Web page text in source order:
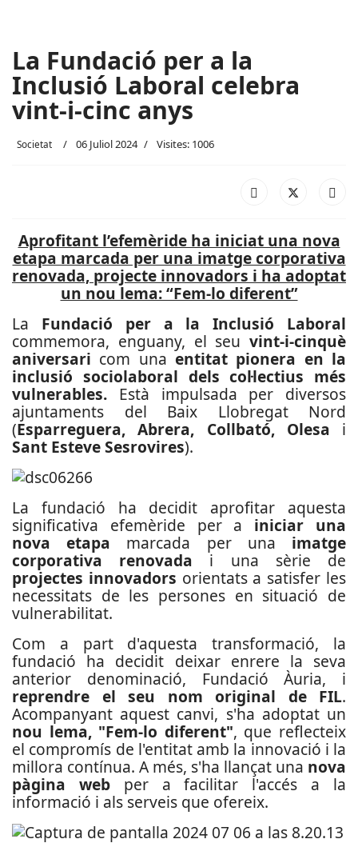
La Fundació per a la
Inclusió Laboral celebra
vint-i-cinc anys
Societat 06 Juliol 2024 Visites: 1006
Aprofitant l’efemèride ha iniciat una nova
etapa marcada per una imatge corporativa
renovada, projecte innovadors i ha adoptat
un nou lema: “Fem-lo diferent”
La Fundació per a la Inclusió Laboral
commemora, enguany, el seu vint-i-cinquè
aniversari com una entitat pionera en la
inclusió sociolaboral dels col·lectius més
vulnerables. Està impulsada per diversos
ajuntaments del Baix Llobregat Nord
(Esparreguera, Abrera, Collbató, Olesa i
Sant Esteve Sesrovires).
La fundació ha decidit aprofitar aquesta
significativa efemèride per a iniciar una
nova etapa marcada per una imatge
corporativa renovada i una sèrie de
projectes innovadors orientats a satisfer les
necessitats de les persones en situació de
vulnerabilitat.
Com a part d'aquesta transformació, la
fundació ha decidit deixar enrere la seva
anterior denominació, Fundació Àuria, i
reprendre el seu nom original de FIL.
Acompanyant aquest canvi, s'ha adoptat un
nou lema, "Fem-lo diferent", que reflecteix
el compromís de l'entitat amb la innovació i la
millora contínua. A més, s'ha llançat una nova
pàgina webper a facilitar l'accés a la
informació i als serveis que ofereix.